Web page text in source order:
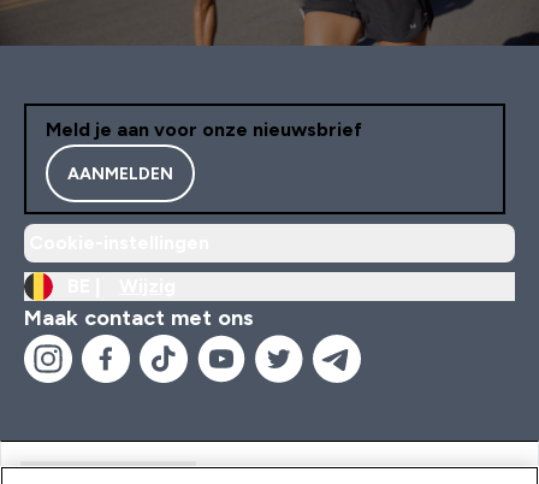
Meld je aan voor onze nieuwsbrief
AANMELDEN
Maak contact met ons